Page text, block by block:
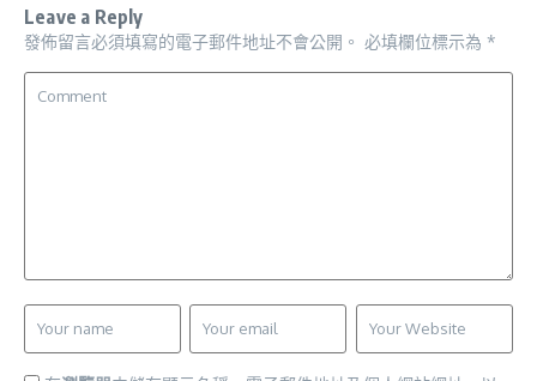
Leave a Reply
發佈留言必須填寫的電子郵件地址不會公開。 必填欄位標示為 *